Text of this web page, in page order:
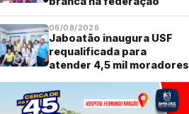
06/08/2026
Jaboatão inaugura USF
requalificada para
atender 4,5 mil moradores